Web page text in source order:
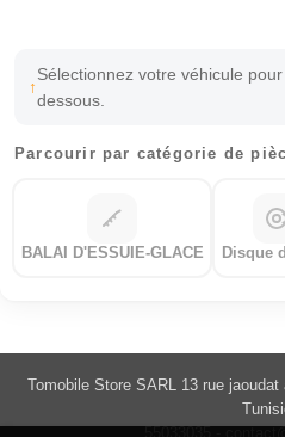
Sélectionnez votre véhicule
dessous.
Parcourir par catégorie de
BALAI D'ESSUIE-GLACE Disque
Tomobile Store SARL 13 rue